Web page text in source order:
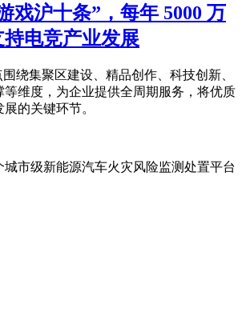
戏沪十条”，每年 5000 万
电竞产业发展
绕集聚区建设、精品创作、科技创新、
等维度，为企业提供全周期服务，将优质
的关键环节。